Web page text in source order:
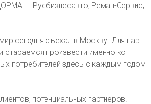
Русбизнесавто, Реман-Сервис,
сегодня съехал в Москву. Для нас
стараемся произвести именно ко
потребителей здесь с каждым годом
потенциальных партнеров.